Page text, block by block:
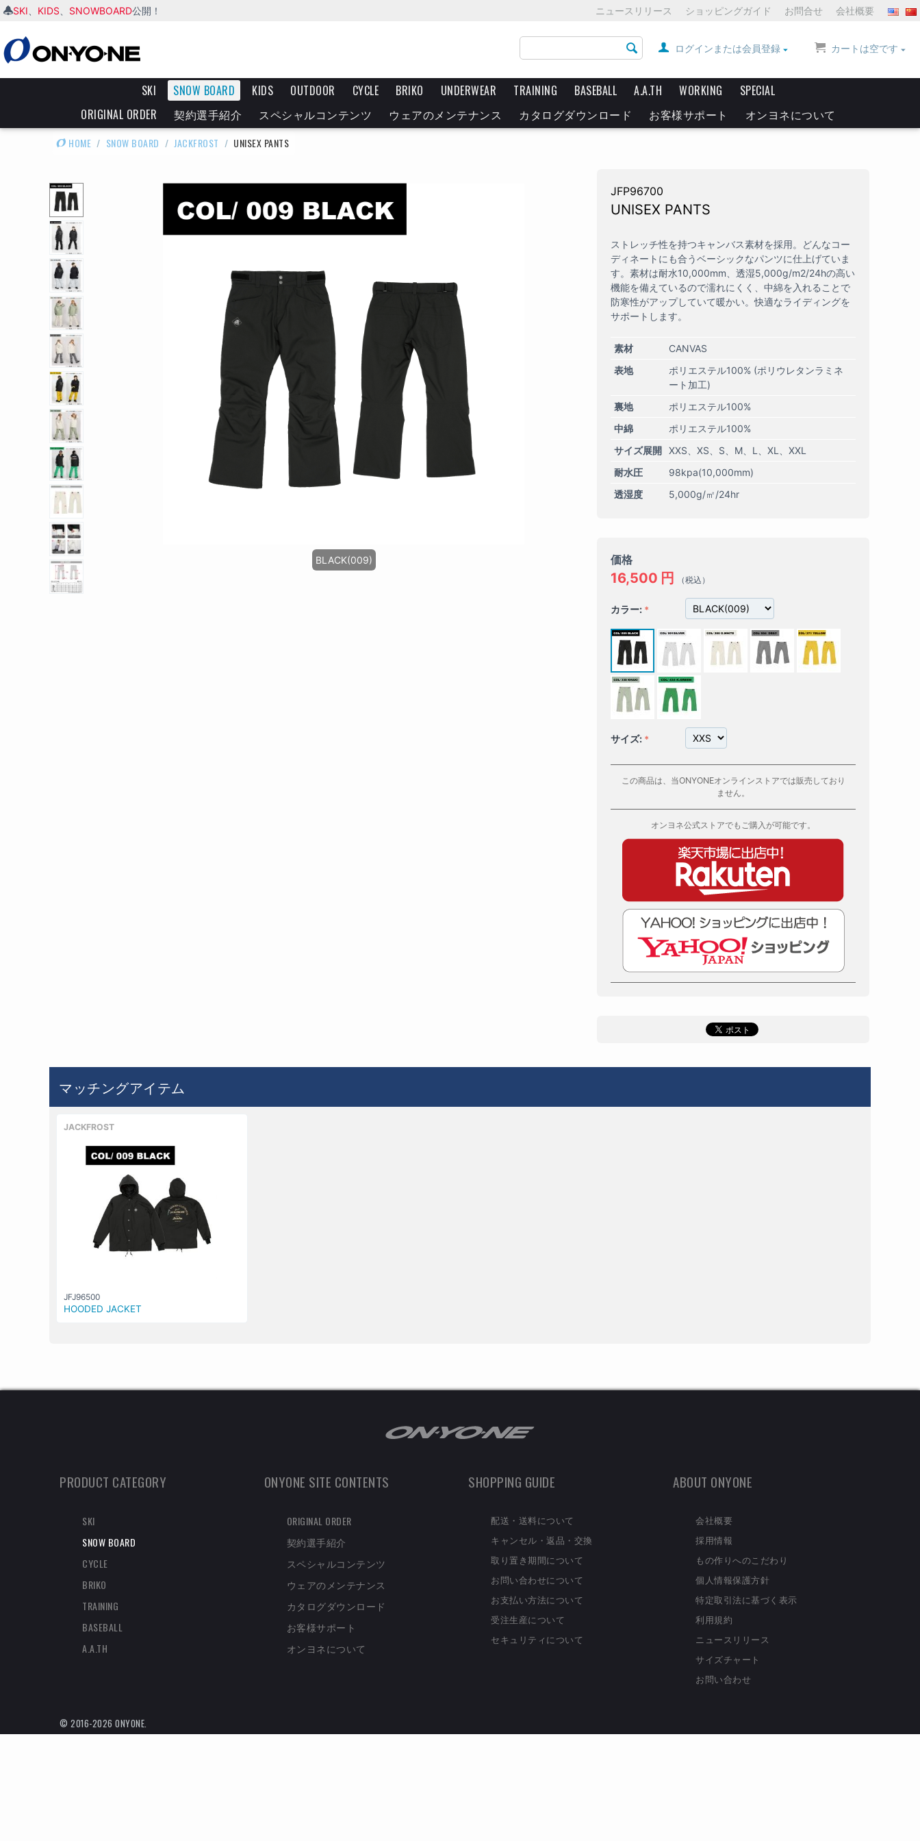
SKI KIDS SNOWBOARD公開！ ニュースリリース ショッピングガイド お問合せ 会社概要
カートは空です
ログインまたは会員登録
SKI SNOW BOARD KIDS OUTDOOR CYCLE BRIKO UNDERWEAR TRAINING BASEBALL A.A.TH WORKING
SPECIAL
ORIGINAL ORDER
契約選手紹介 スペシャルコンテンツ ウェアのメンテナンス カタログダウンロード お客様サポート オンヨネについて
HOME / SNOW BOARD / JACKFROST / UNISEX PANTS
BLACK(009)
JFP96700
UNISEX PANTS
ストレッチ性を持つキャンバス素材を採用。どんなコー
ディネートにも合うベーシックなパンツに仕上げていま
す。素材は耐水10,000mm、透湿5,000g/m2/24hの高い
機能を備えているので濡れにくく、中綿を入れることで
防寒性がアップしていて暖かい。快適なライディングを
サポートします。
素材
CANVAS
表地
ポリエステル100% (ポリウレタンラミネ
ート加工)
裏地
ポリエステル100%
中綿
ポリエステル100%
サイズ展開 XXS XS S M L XL
XXL
耐水圧
98kpa(10,000mm)
透湿度
5,000g/㎡/24hr
価格
16,500 円 （税込）
カラー:
サイズ:
この商品は、当ONYONEオンラインストアでは販売しており
ません。
オンヨネ公式ストアでもご購入が可能です。
マッチングアイテム
JACKFROST
JFJ96500
HOODED JACKET
PRODUCT CATEGORY
SKI
SNOW BOARD
CYCLE
BRIKO
TRAINING
BASEBALL
A.A.TH
ONYONE SITE CONTENTS
ORIGINAL ORDER
契約選手紹介
スペシャルコンテンツ
ウェアのメンテナンス
カタログダウンロード
お客様サポート
オンヨネについて
SHOPPING GUIDE
配送・送料について
キャンセル・返品・交換
取り置き期間について
お問い合わせについて
お支払い方法について
受注生産について
セキュリティについて
ABOUT ONYONE
会社概要
採用情報
もの作りへのこだわり
個人情報保護方針
特定取引法に基づく表示
利用規約
ニュースリリース
サイズチャート
お問い合わせ
© 2016-2026 ONYONE.